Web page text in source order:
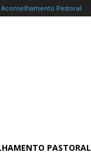
Aconselhamento Pastoral
PASTORAL